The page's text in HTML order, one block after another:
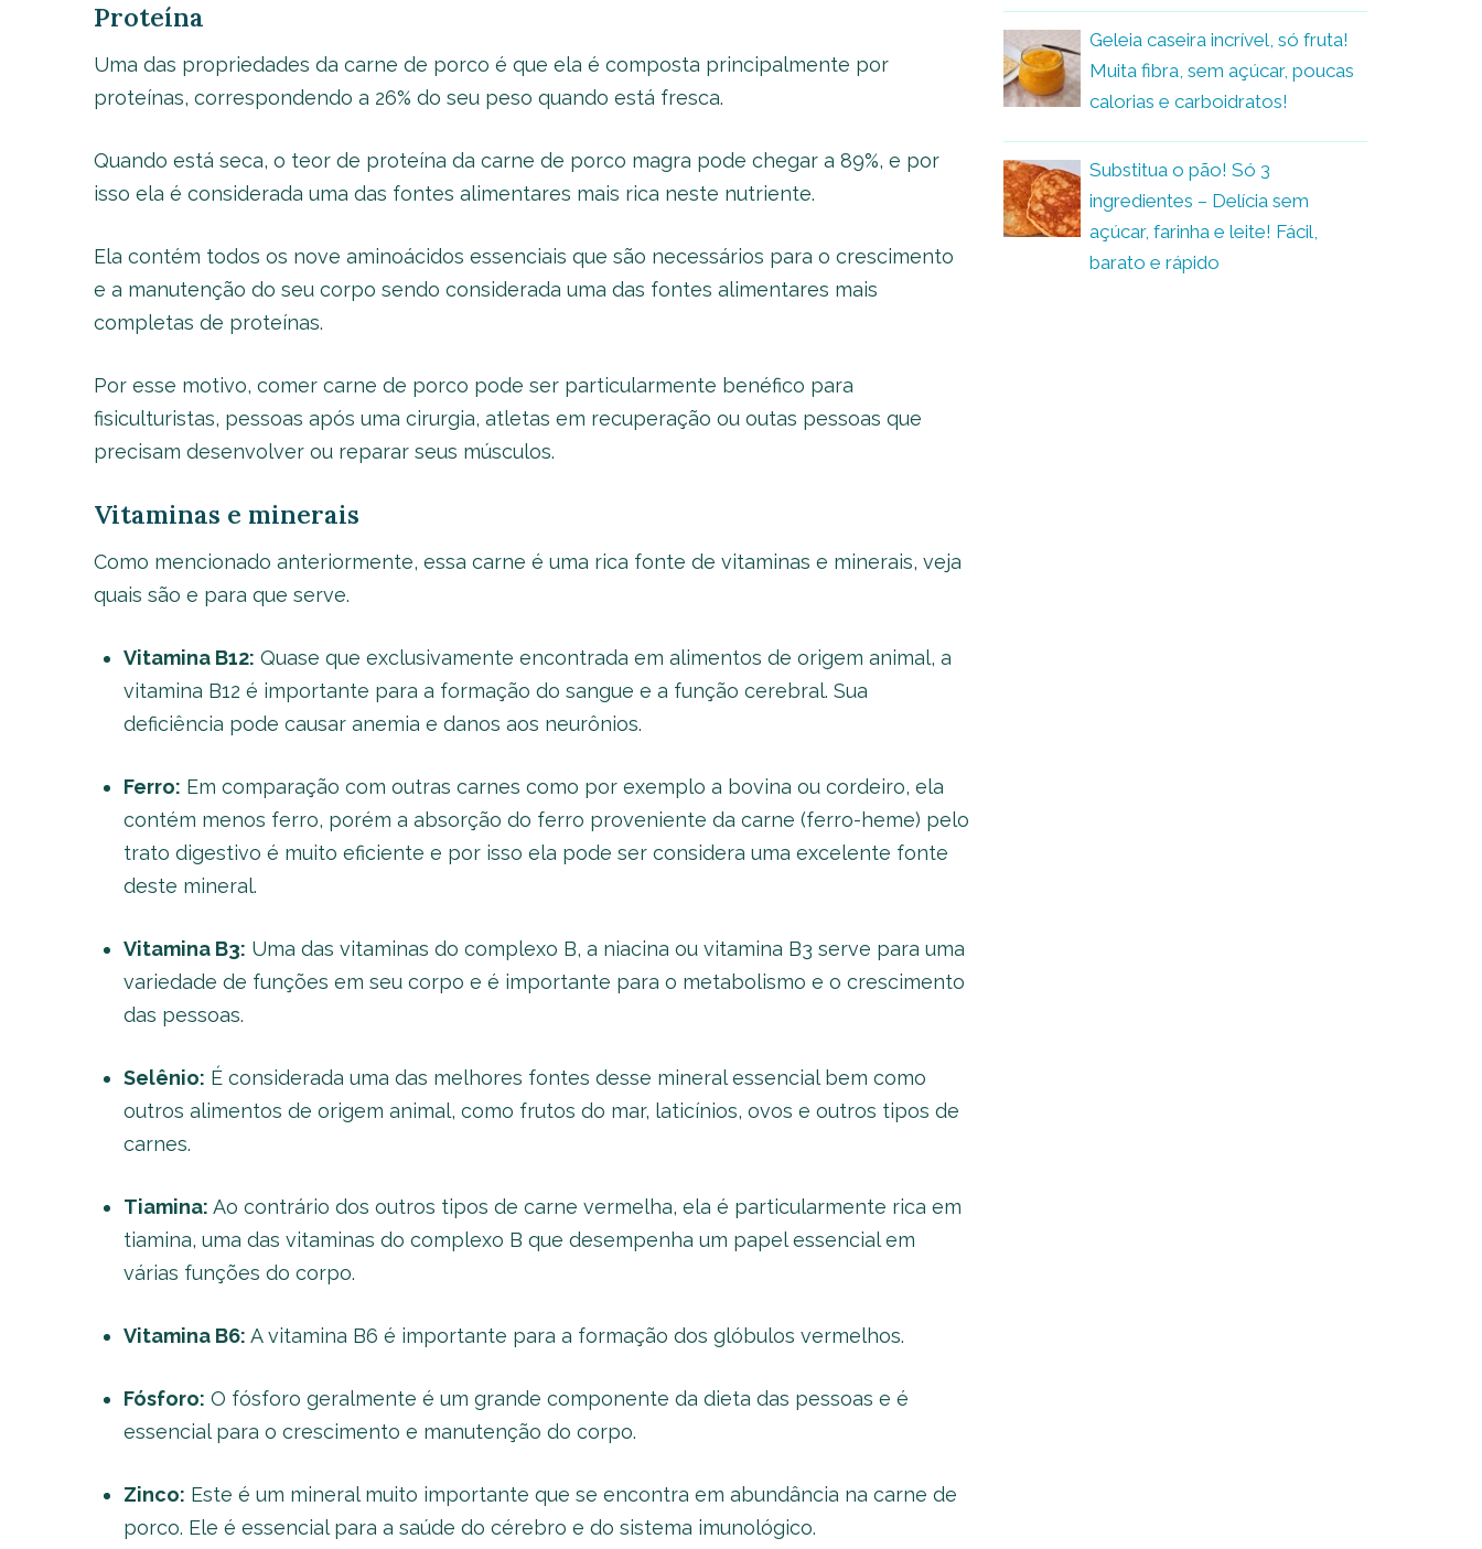
Proteína
Uma das propriedades da carne de porco é que ela é composta principalmente por
proteínas, correspondendo a 26% do seu peso quando está fresca.
Quando está seca, o teor de proteína da carne de porco magra pode chegar a 89%, e por
isso ela é considerada uma das fontes alimentares mais rica neste nutriente.
Ela contém todos os nove aminoácidos essenciais que são necessários para o crescimento
e a manutenção do seu corpo sendo considerada uma das fontes alimentares mais
completas de proteínas.
Por esse motivo, comer carne de porco pode ser particularmente benéfico para
fisiculturistas, pessoas após uma cirurgia, atletas em recuperação ou outas pessoas que
precisam desenvolver ou reparar seus músculos.
Vitaminas e minerais
Como mencionado anteriormente, essa carne é uma rica fonte de vitaminas e minerais, veja
quais são e para que serve.
Vitamina B12: Quase que exclusivamente encontrada em alimentos de origem animal, a
vitamina B12 é importante para a formação do sangue e a função cerebral. Sua
deficiência pode causar anemia e danos aos neurônios.
Ferro: Em comparação com outras carnes como por exemplo a bovina ou cordeiro, ela
contém menos ferro, porém a absorção do ferro proveniente da carne (ferro-heme) pelo
trato digestivo é muito eficiente e por isso ela pode ser considera uma excelente fonte
deste mineral.
Vitamina B3: Uma das vitaminas do complexo B, a niacina ou vitamina B3 serve para uma
variedade de funções em seu corpo e é importante para o metabolismo e o crescimento
das pessoas.
Selênio: É considerada uma das melhores fontes desse mineral essencial bem como
outros alimentos de origem animal, como frutos do mar, laticínios, ovos e outros tipos de
carnes.
Tiamina: Ao contrário dos outros tipos de carne vermelha, ela é particularmente rica em
tiamina, uma das vitaminas do complexo B que desempenha um papel essencial em
várias funções do corpo.
Vitamina B6: A vitamina B6 é importante para a formação dos glóbulos vermelhos.
Fósforo: O fósforo geralmente é um grande componente da dieta das pessoas e é
essencial para o crescimento e manutenção do corpo.
Zinco: Este é um mineral muito importante que se encontra em abundância na carne de
porco. Ele é essencial para a saúde do cérebro e do sistema imunológico.
Geleia caseira incrível, só fruta!
Muita fibra, sem açúcar, poucas
calorias e carboidratos!
Substitua o pão! Só 3
ingredientes – Delícia sem
açúcar, farinha e leite! Fácil,
barato e rápido